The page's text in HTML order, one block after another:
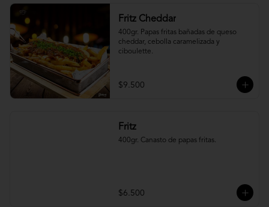
Fritz Cheddar
400gr. Papas fritas bañadas de queso
cheddar, cebolla caramelizada y
ciboulette.
$9.500
Fritz
400gr. Canasto de papas fritas.
$6.500